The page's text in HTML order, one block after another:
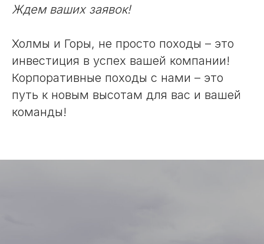
Ждем ваших заявок!
Холмы и Горы, не просто походы – это
инвестиция в успех вашей компании!
Корпоративные походы с нами – это
путь к новым высотам для вас и вашей
команды!